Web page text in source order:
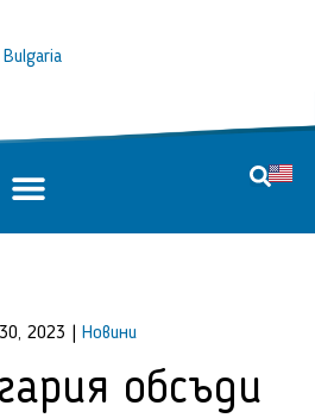
Bulgaria
2023 Новини
обсъди